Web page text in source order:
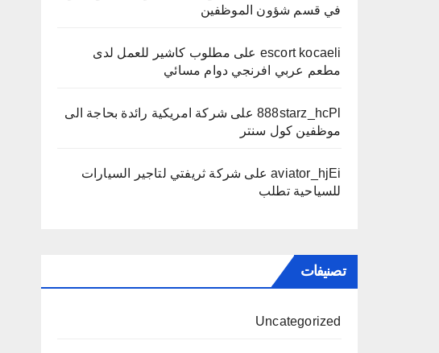
في قسم شؤون الموظفين
escort kocaeli على مطلوب كاشير للعمل لدى
مطعم عربي افرنجي دوام مسائي
888starz_hcPlعلى شركة امريكية رائدة بحاجة الى
موظفين كول سنتر
aviator_hjEiعلى شركة ثريفتي لتاجير السيارات
للسياحية تطلب
تصنيفات
Uncategorized